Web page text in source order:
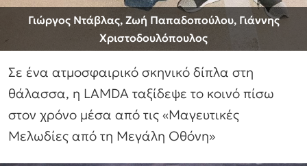
Γιώργος Ντάβλας, Ζωή Παπαδοπούλου, Γιάννης
Χριστοδουλόπουλος
Σε ένα ατμοσφαιρικό σκηνικό δίπλα στη
θάλασσα, η LAMDA ταξίδεψε το κοινό πίσω
στον χρόνο μέσα από τις «Μαγευτικές
Μελωδίες από τη Μεγάλη Οθόνη»